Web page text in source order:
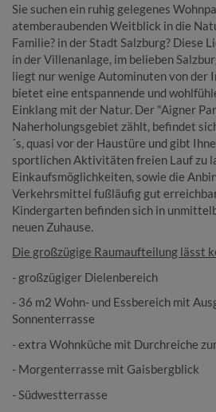
Sie suchen ein ruhig gelegenes
atemberaubenden Weitblick in die
Familie? in der Stadt Salzburg? Diese
in der Villenanlage, im belieben
liegt nur wenige Autominuten von der
bietet eine entspannende und
Einklang mit der Natur. Der "Aigner
Naherholungsgebiet zählt, befindet
´s, quasi vor der Haustüre und gibt
sportlichen Aktivitäten freien Lauf zu
Einkaufsmöglichkeiten, sowie die
Verkehrsmittel fußläufig gut
Kindergarten befinden sich in
neuen Zuhause.
Die großzügige Raumaufteilung lässt
- großzügiger Dielenbereich
- 36 m2 Wohn- und Essbereich mit
Sonnenterrasse
- extra Wohnküche mit Durchreiche
- Morgenterrasse mit Gaisbergblick
- Südwestterrasse